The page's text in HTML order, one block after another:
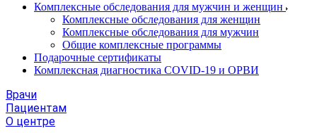
Комплексные обследования для мужчин и женщин
Комплексные обследования для женщин
Комплексные обследования для мужчин
Общие комплексные программы
Подарочные сертификаты
Комплексная диагностика COVID-19 и ОРВИ
Врачи
Пациентам
О центре